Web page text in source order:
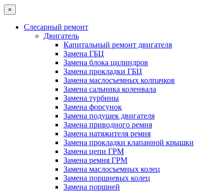
×
Слесарный ремонт
Двигатель
Капитальный ремонт двигателя
Замена ГБЦ
Замена блока цилиндров
Замена прокладки ГБЦ
Замена маслосъемных колпачков
Замена сальника коленвала
Замена турбины
Замена форсунок
Замена подушек двигателя
Замена приводного ремня
Замена натяжителя ремня
Замена прокладки клапанной крышки
Замена цепи ГРМ
Замена ремня ГРМ
Замена маслосъемных колец
Замена поршневых колец
Замена поршней